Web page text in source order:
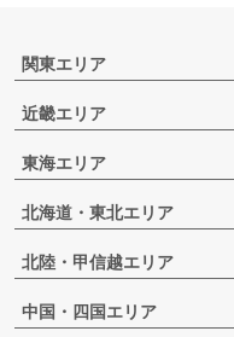
関東エリア
近畿エリア
東海エリア
北海道・東北エリア
北陸・甲信越エリア
中国・四国エリア